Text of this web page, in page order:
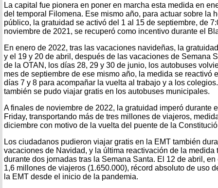
La capital fue pionera en poner en marcha esta medida en
del temporal Filomena. Ese mismo año, para actuar sobre la
público, la gratuidad se activó del 1 al 15 de septiembre, de
noviembre de 2021, se recuperó como incentivo durante el
En enero de 2022, tras las vacaciones navideñas, la
y el 19 y 20 de abril, después de las vacaciones de Semana
de la OTAN, los días 28, 29 y 30 de junio, los autobuses
mes de septiembre de ese mismo año, la medida se reactivó
días 7 y 8 para acompañar la vuelta al trabajo y a los
también se pudo viajar gratis en los autobuses municipales.
A finales de noviembre de 2022, la gratuidad imperó durante
Friday, transportando más de tres millones de viajeros,
diciembre con motivo de la vuelta del puente de la
Los ciudadanos pudieron viajar gratis en la EMT también
vacaciones de Navidad, y la última reactivación de la medida
durante dos jornadas tras la Semana Santa. El 12 de abril,
1,6 millones de viajeros (1.650.000), récord absoluto de uso
la EMT desde el inicio de la pandemia.